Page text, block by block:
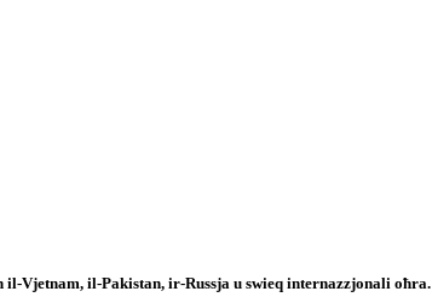
Vjetnam, il-Pakistan, ir-Russja u swieq internazzjonali oħra.